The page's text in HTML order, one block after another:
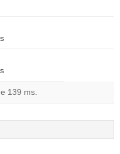
139 ms.